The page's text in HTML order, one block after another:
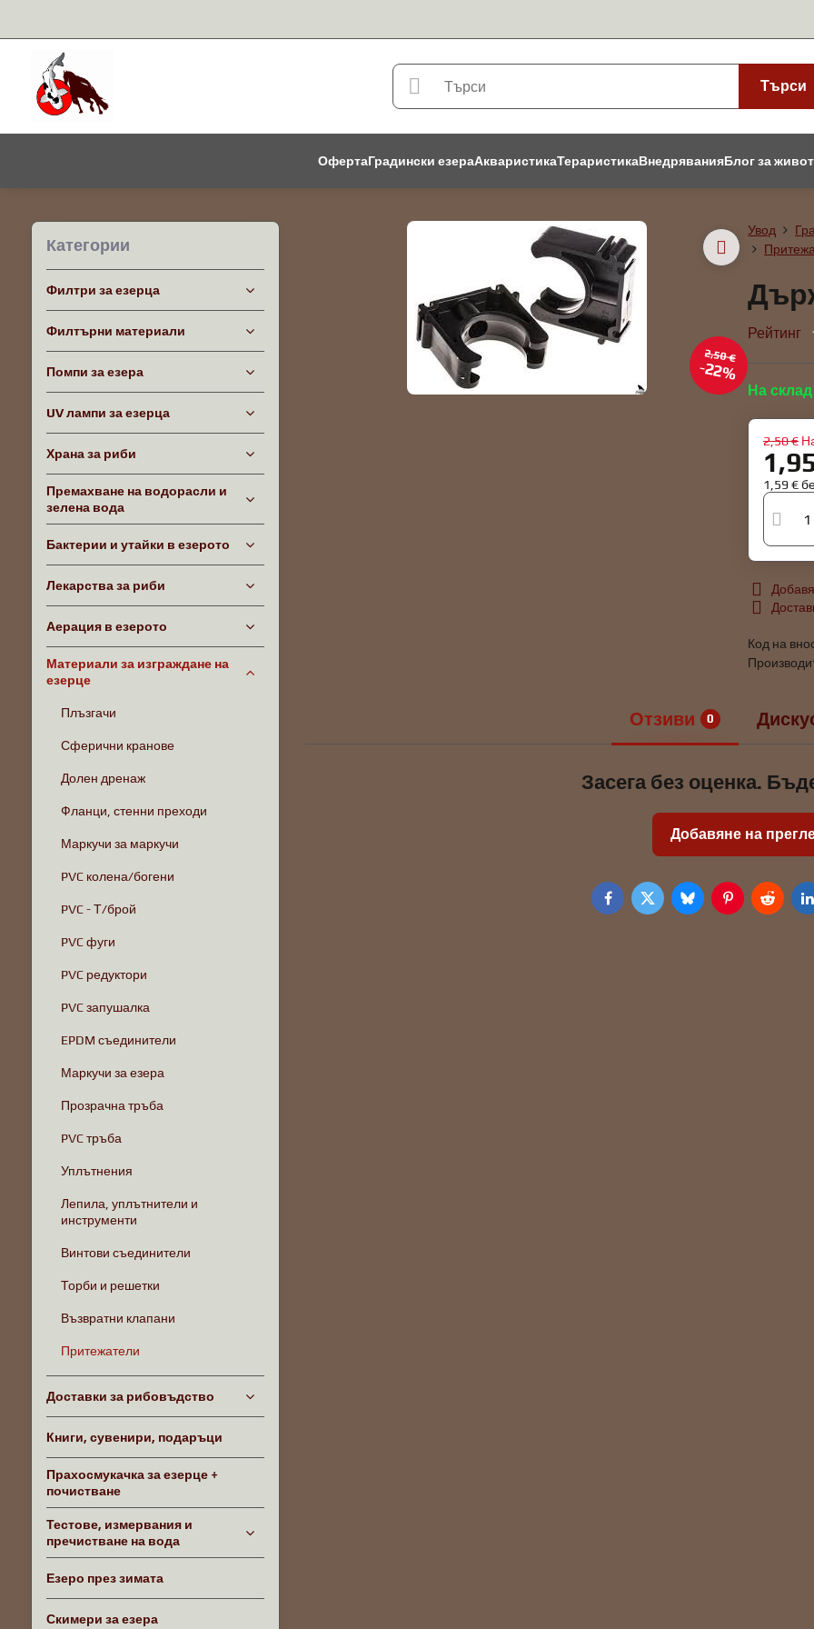
Търси
ОфертаГрадински езераАкваристикаТераристикаВнедряванияБлог за
2,50 €
22%
Увод
Рейтинг
На склад
2,50 €
1,59 €
Код на
Отзиви 0
Засега без оценка.
Добавяне на
FacebookTwitterBlueskyPinterestReddit
Категории
Филтри за езерца
Филтърни материали
Помпи за езера
UV лампи за езерца
Храна за риби
Премахване на водорасли и
зелена вода
Бактерии и утайки в езерото
Лекарства за риби
Аерация в езерото
Материали за изграждане на
езерце
Плъзгачи
Сферични кранове
Долен дренаж
Фланци, стенни преходи
Маркучи за маркучи
PVC колена/богени
PVC - Т/брой
PVC фуги
PVC редуктори
PVC запушалка
EPDM съединители
Маркучи за езера
Прозрачна тръба
PVC тръба
Уплътнения
Лепила, уплътнители и
инструменти
Винтови съединители
Торби и решетки
Възвратни клапани
Притежатели
Доставки за рибовъдство
Книги, сувенири, подаръци
Прахосмукачка за езерце +
почистване
Тестове, измервания и
пречистване на вода
Езеро през зимата
Скимери за езера